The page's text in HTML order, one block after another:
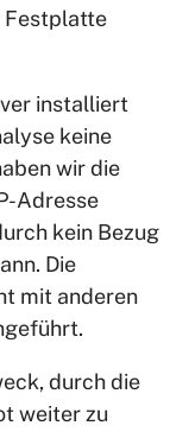
Festplatte
installiert
keine
wir die
Adresse
kein Bezug
Die
mit anderen
durch die
weiter zu